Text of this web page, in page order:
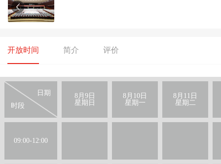
开放时间 简介 评价
日期
时段
8月9日
星期日
8月10日
星期一
8月11日
星期二
09:00-12:00